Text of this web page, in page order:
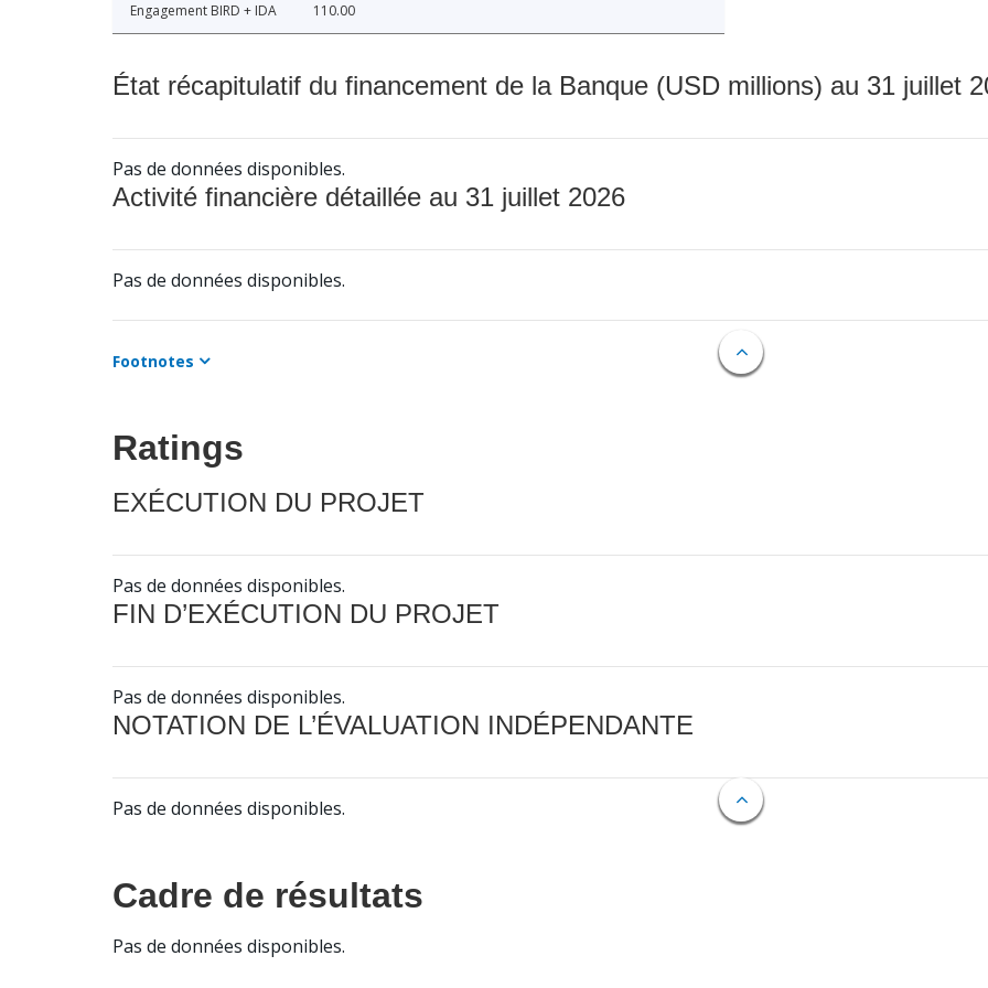
Engagement BIRD + IDA 110.00
État récapitulatif du financement de la Banque (USD millions) au 31 juillet
Pas de données disponibles.
Activité financière détaillée au 31 juillet 2026
Pas de données disponibles.
Footnotes
Ratings
EXÉCUTION DU PROJET
Pas de données disponibles.
FIN D’EXÉCUTION DU PROJET
Pas de données disponibles.
NOTATION DE L’ÉVALUATION INDÉPENDANTE
Pas de données disponibles.
Cadre de résultats
Pas de données disponibles.